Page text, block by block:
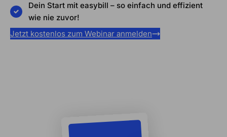
Dein Start mit easybill – so einfach und effizient
wie nie zuvor!
Jetzt kostenlos zum Webinar anmelden